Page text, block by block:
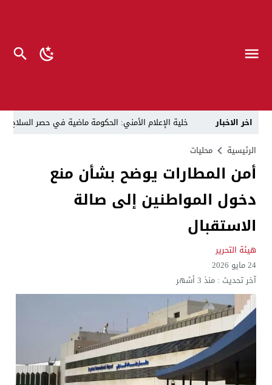
اخر الاخبار
خلية الإعلام الأمني: الحكومة ماضية في حصر السلاح
قراءة نقدية في مرثية الوصل للكاتب عباس
تحت عنوان “أقلام للمأجورين وسقوط في فخ الإفلاس
الرئيسية محليات
أمن المطارات يوضح بشأن منع
دخول المواطنين إلى صالة
الاستقبال
هيئة التحرير
24 مايو 2026
آخر تحديث :منذ 3 أشهر